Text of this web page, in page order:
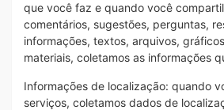
que você faz e quando você
comentários, sugestões, perguntas,
informações, textos, arquivos,
materiais, coletamos as informações
Informações de localização: quando
serviços, coletamos dados de